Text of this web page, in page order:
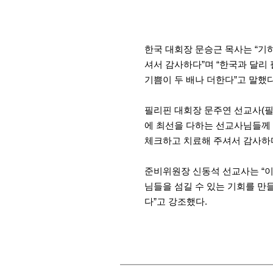
한국 대회장 문승근 목사는 “
셔서 감사하다”며 “한국과 달
기쁨이 두 배나 더한다”고 말했
필리핀 대회장 문주연 선교사(
에 최선을 다하는 선교사님들
체크하고 치료해 주셔서 감사하
준비위원장 신동석 선교사는 “
님들을 섬길 수 있는 기회를 만
다”고 강조했다.